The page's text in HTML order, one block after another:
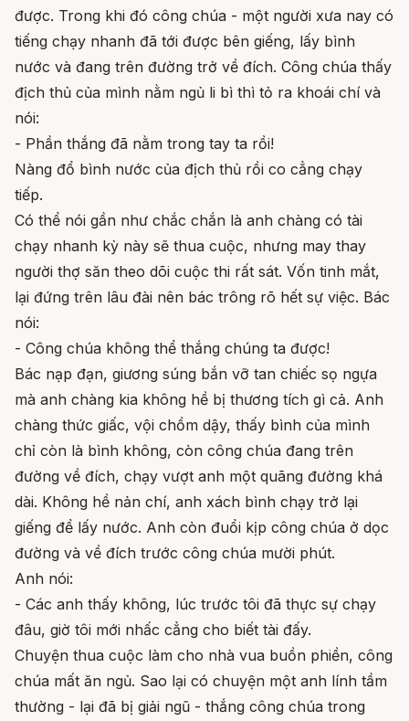
được. Trong khi đó công chúa - một người xưa nay có
tiếng chạy nhanh đã tới được bên giếng, lấy bình
nước và đang trên đường trở về đích. Công chúa thấy
địch thủ của mình nằm ngủ li bì thì tỏ ra khoái chí và
nói:
- Phần thắng đã nằm trong tay ta rồi!
Nàng đổ bình nước của địch thủ rồi co cẳng chạy
tiếp.
Có thể nói gần như chắc chắn là anh chàng có tài
chạy nhanh kỳ này sẽ thua cuộc, nhưng may thay
người thợ săn theo dõi cuộc thi rất sát. Vốn tinh mắt,
lại đứng trên lâu đài nên bác trông rõ hết sự việc. Bác
nói:
- Công chúa không thể thắng chúng ta được!
Bác nạp đạn, giương súng bắn vỡ tan chiếc sọ ngựa
mà anh chàng kia không hề bị thương tích gì cả. Anh
chàng thức giấc, vội chồm dậy, thấy bình của mình
chỉ còn là bình không, còn công chúa đang trên
đường về đích, chạy vượt anh một quãng đường khá
dài. Không hề nản chí, anh xách bình chạy trở lại
giếng để lấy nước. Anh còn đuổi kịp công chúa ở dọc
đường và về đích trước công chúa mười phút.
Anh nói:
- Các anh thấy không, lúc trước tôi đã thực sự chạy
đâu, giờ tôi mới nhấc cẳng cho biết tài đấy.
Chuyện thua cuộc làm cho nhà vua buồn phiền, công
chúa mất ăn ngủ. Sao lại có chuyện một anh lính tầm
thường - lại đã bị giải ngũ - thắng công chúa trong